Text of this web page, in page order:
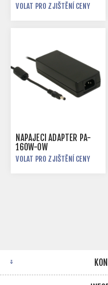
VOLAT PRO ZJIŠTĚNÍ CENY
NAPÁJECÍ ADAPTÉR PA-
160W-OW
VOLAT PRO ZJIŠTĚNÍ CENY